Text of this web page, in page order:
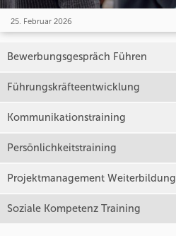
25. Februar 2026
Bewerbungsgespräch Führen
Führungskräfteentwicklung
Kommunikationstraining
Persönlichkeitstraining
Projektmanagement Weiterbildung
Soziale Kompetenz Training